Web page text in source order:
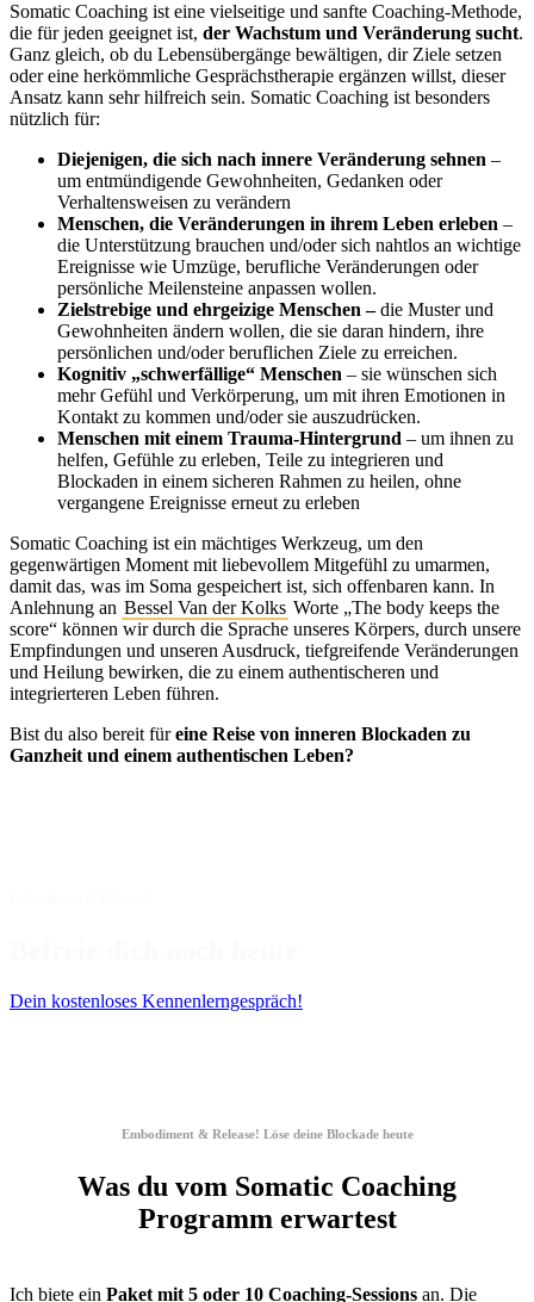
Somatic Coaching ist eine vielseitige und sanfte Coaching-Methode,
die für jeden geeignet ist, der Wachstum und Veränderung sucht.
Ganz gleich, ob du Lebensübergänge bewältigen, dir Ziele setzen
oder eine herkömmliche Gesprächstherapie ergänzen willst, dieser
Ansatz kann sehr hilfreich sein. Somatic Coaching ist besonders
nützlich für:
Diejenigen, die sich nach innere Veränderung sehnen –
um entmündigende Gewohnheiten, Gedanken oder
Verhaltensweisen zu verändern
Menschen, die Veränderungen in ihrem Leben erleben –
die Unterstützung brauchen und/oder sich nahtlos an wichtige
Ereignisse wie Umzüge, berufliche Veränderungen oder
persönliche Meilensteine anpassen wollen.
Zielstrebige und ehrgeizige Menschen –die Muster und
Gewohnheiten ändern wollen, die sie daran hindern, ihre
persönlichen und/oder beruflichen Ziele zu erreichen.
Kognitiv „schwerfällige“ Menschen – sie wünschen sich
mehr Gefühl und Verkörperung, um mit ihren Emotionen in
Kontakt zu kommen und/oder sie auszudrücken.
Menschen mit einem Trauma-Hintergrund – um ihnen zu
helfen, Gefühle zu erleben, Teile zu integrieren und
Blockaden in einem sicheren Rahmen zu heilen, ohne
vergangene Ereignisse erneut zu erleben
Somatic Coaching ist ein mächtiges Werkzeug, um den
gegenwärtigen Moment mit liebevollem Mitgefühl zu umarmen,
damit das, was im Soma gespeichert ist, sich offenbaren kann. In
Anlehnung an Bessel Van der Kolks Worte „The body keeps the
score“ können wir durch die Sprache unseres Körpers, durch unsere
Empfindungen und unseren Ausdruck, tiefgreifende Veränderungen
und Heilung bewirken, die zu einem authentischeren und
integrierteren Leben führen.
Bist du also bereit füreine Reise von inneren Blockaden zu
Ganzheit und einem authentischen Leben?
Dein kostenloses Kennenlerngespräch!
Embodiment & Release! Löse deine Blockade heute
Was du vom Somatic Coaching
Programm erwartest
Ich biete ein Paket mit 5 oder 10 Coaching-Sessions an. Die